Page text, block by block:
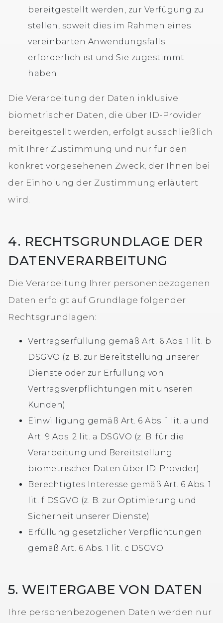
bereitgestellt werden, zur Verfügung zu
stellen, soweit dies im Rahmen eines
vereinbarten Anwendungsfalls
erforderlich ist und Sie zugestimmt
haben.
Die Verarbeitung der Daten inklusive
biometrischer Daten, die über ID-Provider
bereitgestellt werden, erfolgt ausschließlich
mit Ihrer Zustimmung und nur für den
konkret vorgesehenen Zweck, der Ihnen bei
der Einholung der Zustimmung erläutert
wird.
4. RECHTSGRUNDLAGE DER
DATENVERARBEITUNG
Die Verarbeitung Ihrer personenbezogenen
Daten erfolgt auf Grundlage folgender
Rechtsgrundlagen:
Vertragserfüllung gemäß Art. 6 Abs. 1 lit. b
DSGVO (z. B. zur Bereitstellung unserer
Dienste oder zur Erfüllung von
Vertragsverpflichtungen mit unseren
Kunden)
Einwilligung gemäß Art. 6 Abs. 1 lit. a und
Art. 9 Abs. 2 lit. a DSGVO (z. B. für die
Verarbeitung und Bereitstellung
biometrischer Daten über ID-Provider)
Berechtigtes Interesse gemäß Art. 6 Abs. 1
lit. f DSGVO (z. B. zur Optimierung und
Sicherheit unserer Dienste)
Erfüllung gesetzlicher Verpflichtungen
gemäß Art. 6 Abs. 1 lit. c DSGVO
5. WEITERGABE VON DATEN
Ihre personenbezogenen Daten werden nur